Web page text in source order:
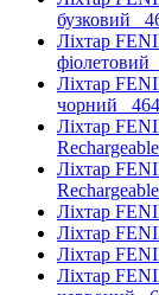
бузковий
Ліхтар
фіолетовий
Ліхтар
чорний
Ліхтар
Ліхтар
Ліхтар
Ліхтар
Ліхтар
Ліхтар